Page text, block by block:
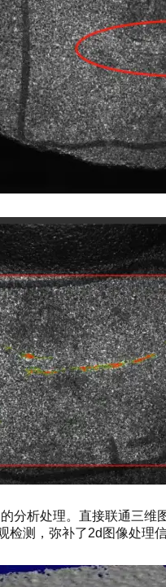
分析处理。直接联通三
检测，弥补了2d图像处理